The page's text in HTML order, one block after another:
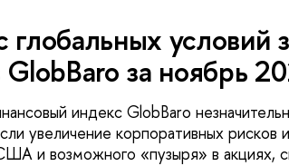
глобальных условий
за ноябрь
индекс GlobBaro
увеличение корпоративных
и возможного «пузыря» в акциях,